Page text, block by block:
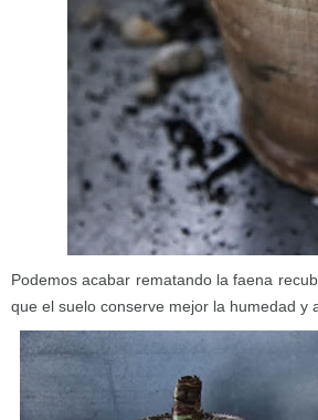
Podemos acabar rematando la faena
que el suelo conserve mejor la humedad y